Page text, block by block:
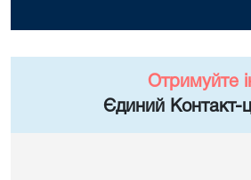
Отримуйте
Єдиний Контакт-